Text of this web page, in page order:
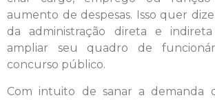
aumento de despesas. Isso quer
da administração direta e
ampliar seu quadro de
concurso público.
Com intuito de sanar a demanda